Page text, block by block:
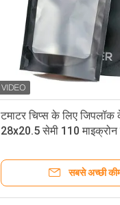
टमाटर चिप्स के लिए
28x20.5 सेमी 110 माइक्रोन
सबसे अच्छी